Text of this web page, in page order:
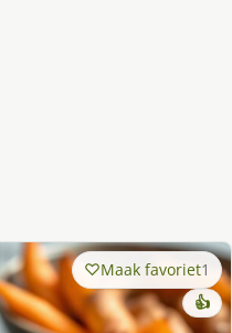
Maak favoriet1
👍